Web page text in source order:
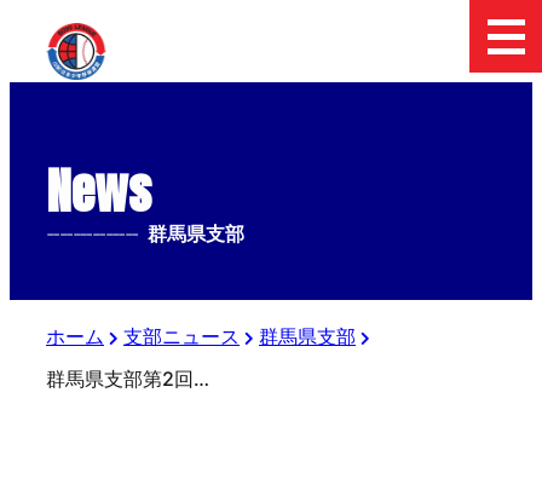
News
-------------- 群馬県支部
ホーム 支部ニュース
群馬県支部
群馬県支部第2回ライセンス講習会